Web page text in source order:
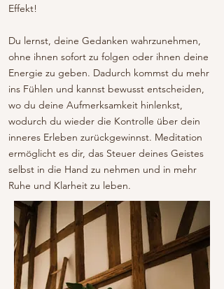
Effekt!
Du lernst, deine Gedanken wahrzunehmen,
ohne ihnen sofort zu folgen oder ihnen deine
Energie zu geben. Dadurch kommst du mehr
ins Fühlen und kannst bewusst entscheiden,
wo du deine Aufmerksamkeit hinlenkst,
wodurch du wieder die Kontrolle über dein
inneres Erleben zurückgewinnst. Meditation
ermöglicht es dir, das Steuer deines Geistes
selbst in die Hand zu nehmen und in mehr
Ruhe und Klarheit zu leben.